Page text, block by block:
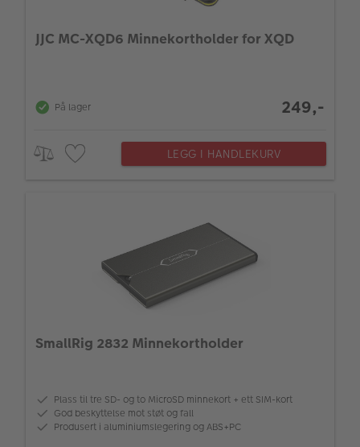
JJC MC-XQD6 Minnekortholder for XQD
På lager 249,-
LEGG I HANDLEKURV
SmallRig 2832 Minnekortholder
Plass til tre SD- og to MicroSD minnekort + ett SIM-kort
God beskyttelse mot støt og fall
Produsert i aluminiumslegering og ABS+PC